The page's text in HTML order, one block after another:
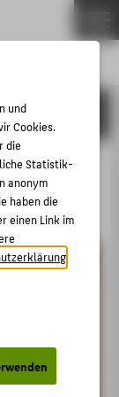
und
Cookies.
die
Statistik-
anonym
haben die
einen Link im